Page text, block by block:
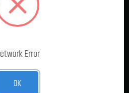
- 15 Uhr
Error
OK